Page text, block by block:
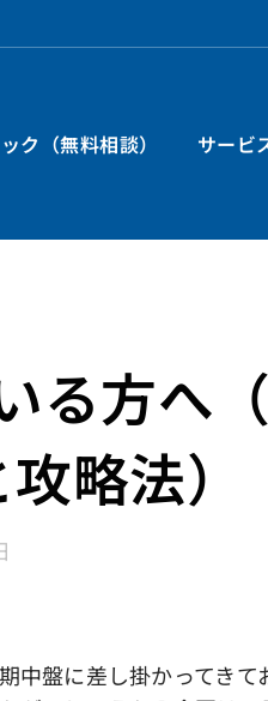
ク（無料相談） サービ
る方へ
略法）
中盤に差し掛かってき